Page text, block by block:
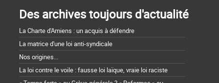
Des archives toujours d'actualité
La Charte d'Amiens : un acquis à défendre
La matrice d'une loi anti-syndicale
Nos origines...
La loi contre le voile : fausse loi laïque, vraie loi raciste